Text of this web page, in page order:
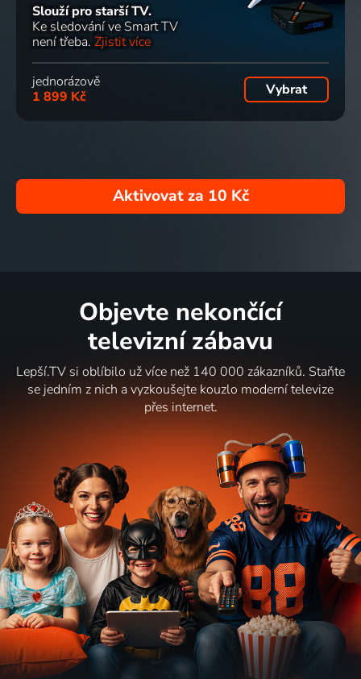
Slouží pro starší TV.
Ke sledování ve Smart TV
není třeba. Zjistit více
jednorázově
1 899 Kč
Vybrat
Aktivovat za 10 Kč
Objevte nekončící
televizní zábavu
Lepší.TV si oblíbilo už více než 140 000 zákazníků. Staňte
se jedním z nich a vyzkoušejte kouzlo moderní televize
přes internet.